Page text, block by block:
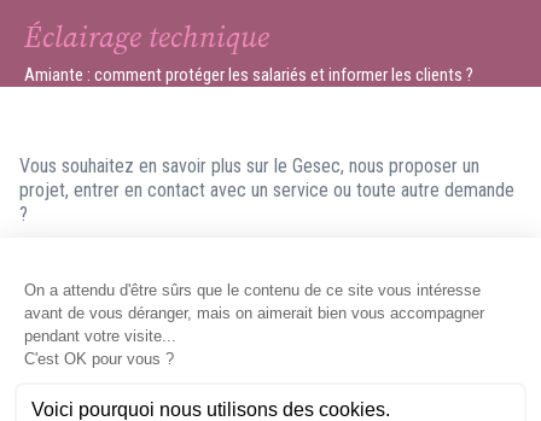
Éclairage technique
Amiante : comment protéger les salariés et informer les clients ?
Vous souhaitez en savoir plus sur le Gesec, nous proposer un
projet, entrer en contact avec un service ou toute autre demande
?
répondre dans les meilleurs délais.